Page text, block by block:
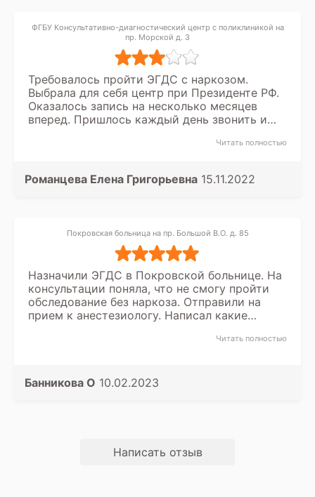
ФГБУ Консультативно-диагностический центр с поликлиникой на
пр. Морской д. 3
Требовалось пройти ЭГДС с наркозом.
Выбрала для себя центр при Президенте РФ.
Оказалось запись на несколько месяцев
вперед. Пришлось каждый день звонить и
повезло - и спустя две недели нашла
уровне. Врачи супер.
Читать полностью
Романцева Елена Григорьевна 15.11.2022
Покровская больница на пр. Большой В.О. д. 85
Назначили ЭГДС в Покровской больнице. На
консультации поняла, что не смогу пройти
обследование без наркоза. Отправили на
прием к анестезиологу. Написал какие
итоге все сдала, получила заключения на
отпустили после проведенной процедуры.
Читать полностью
Банникова О 10.02.2023
Написать отзыв